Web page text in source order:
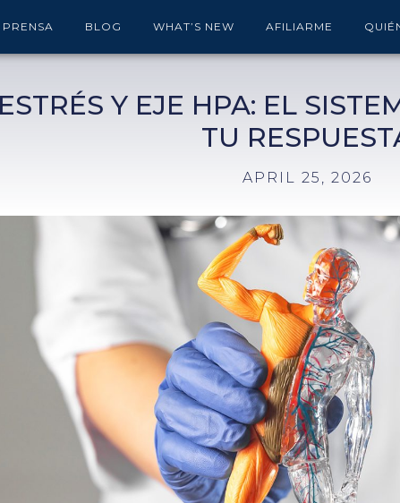
PRENSA BLOG WHAT’S NEW AFILIARME
ESTRÉS Y EJE HPA: EL
TU
APRIL 25, 2026